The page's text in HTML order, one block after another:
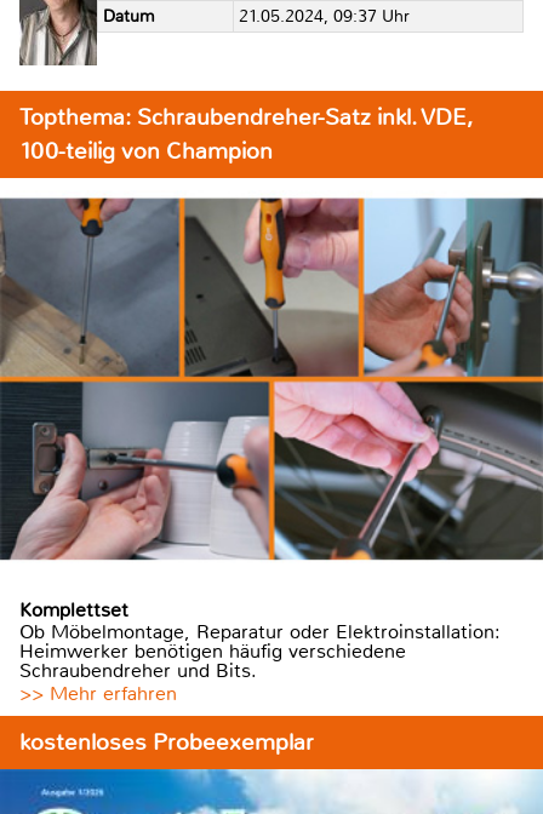
Datum 21.05.2024, 09:37 Uhr
Topthema: Schraubendreher-Satz inkl. VDE,
100-teilig von Champion
Komplettset
Ob Möbelmontage, Reparatur oder Elektroinstallation:
Heimwerker benötigen häufig verschiedene
Schraubendreher und Bits.
>> Mehr erfahren
kostenloses Probeexemplar